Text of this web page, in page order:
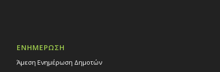
ΕΝΗΜΕΡΩΣΗ
Άμεση Ενημέρωση Δημοτών